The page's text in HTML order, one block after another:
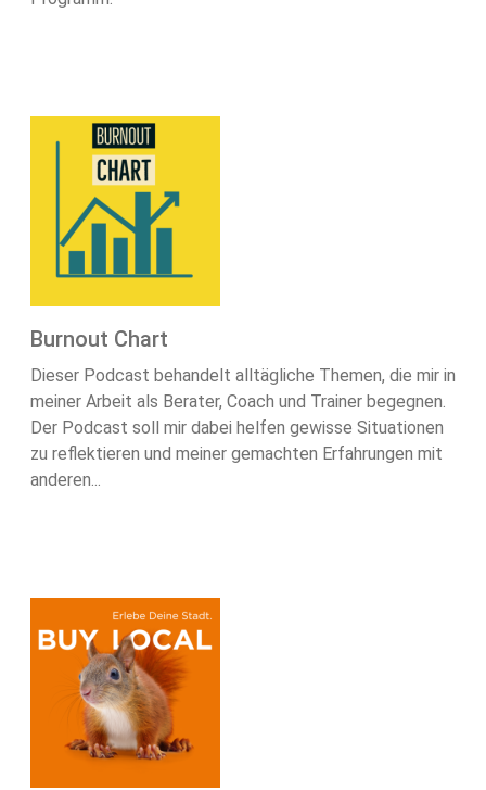
Burnout Chart
Dieser Podcast behandelt alltägliche Themen, die mir in
meiner Arbeit als Berater, Coach und Trainer begegnen.
Der Podcast soll mir dabei helfen gewisse Situationen
zu reflektieren und meiner gemachten Erfahrungen mit
anderen...